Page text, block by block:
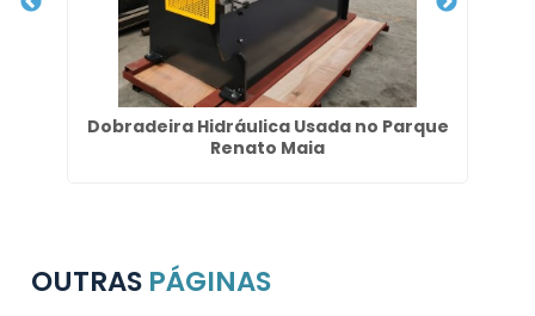
Dobradeira Hidráulica Usada no Parque
Renato Maia
OUTRAS PÁGINAS